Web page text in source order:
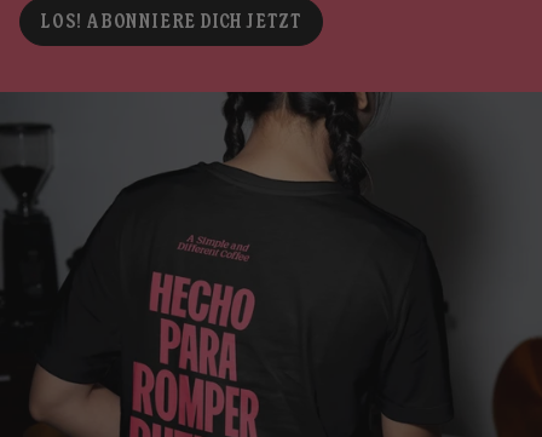
LOS! ABONNIERE DICH JETZT